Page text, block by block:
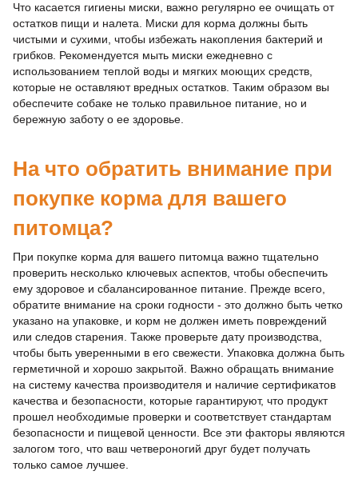
Что касается гигиены миски, важно регулярно ее очищать от
остатков пищи и налета. Миски для корма должны быть
чистыми и сухими, чтобы избежать накопления бактерий и
грибков. Рекомендуется мыть миски ежедневно с
использованием теплой воды и мягких моющих средств,
которые не оставляют вредных остатков. Таким образом вы
обеспечите собаке не только правильное питание, но и
бережную заботу о ее здоровье.
На что обратить внимание при
покупке корма для вашего
питомца?
При покупке корма для вашего питомца важно тщательно
проверить несколько ключевых аспектов, чтобы обеспечить
ему здоровое и сбалансированное питание. Прежде всего,
обратите внимание на сроки годности - это должно быть четко
указано на упаковке, и корм не должен иметь повреждений
или следов старения. Также проверьте дату производства,
чтобы быть уверенными в его свежести. Упаковка должна быть
герметичной и хорошо закрытой. Важно обращать внимание
на систему качества производителя и наличие сертификатов
качества и безопасности, которые гарантируют, что продукт
прошел необходимые проверки и соответствует стандартам
безопасности и пищевой ценности. Все эти факторы являются
залогом того, что ваш четвероногий друг будет получать
только самое лучшее.